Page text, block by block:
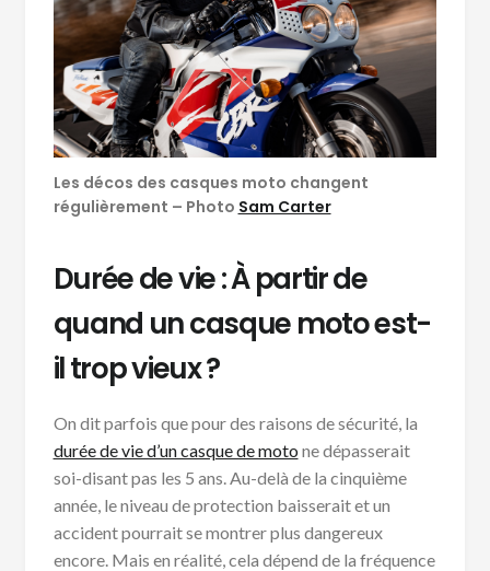
Les décos des casques moto changent
régulièrement – Photo Sam Carter
Durée de vie : À partir de
quand un casque moto est-
il trop vieux ?
On dit parfois que pour des raisons de sécurité, la
durée de vie d’un casque de moto ne dépasserait
soi-disant pas les 5 ans. Au-delà de la cinquième
année, le niveau de protection baisserait et un
accident pourrait se montrer plus dangereux
encore. Mais en réalité, cela dépend de la fréquence